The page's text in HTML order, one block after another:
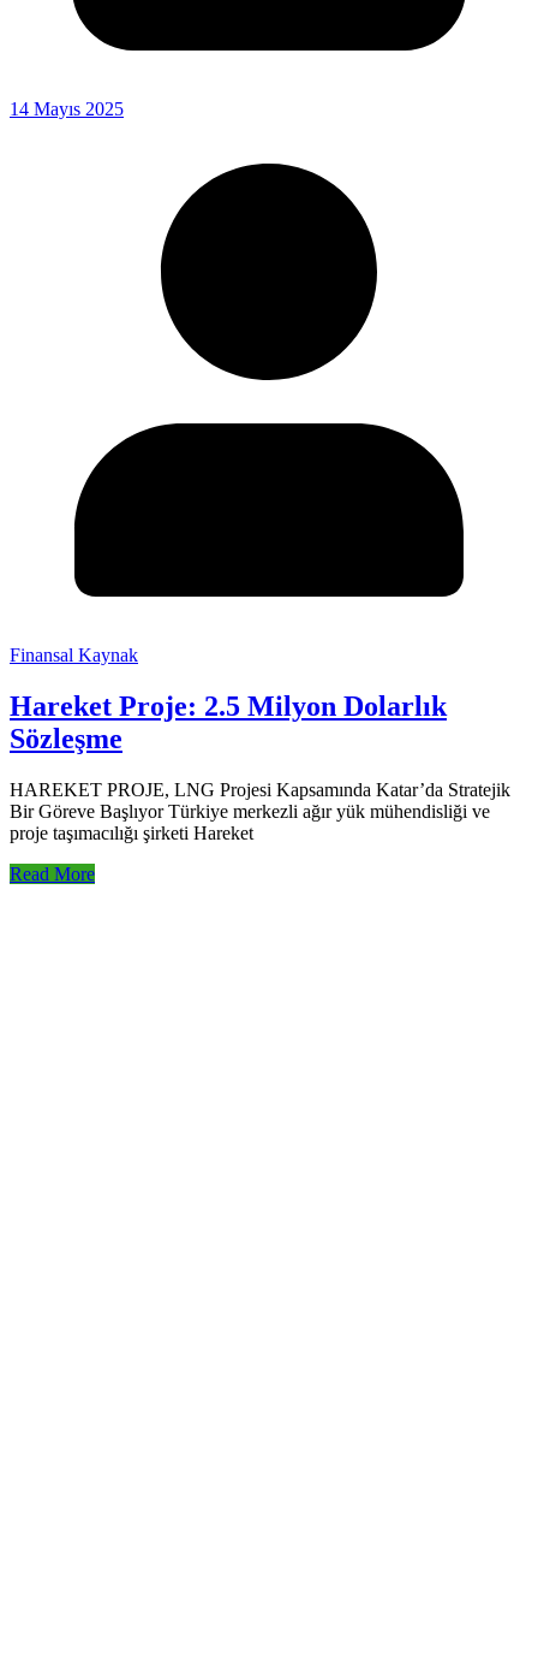
14 Mayıs 2025
Finansal Kaynak
Hareket Proje: 2.5 Milyon Dolarlık
Sözleşme
HAREKET PROJE, LNG Projesi Kapsamında Katar’da Stratejik
Bir Göreve Başlıyor Türkiye merkezli ağır yük mühendisliği ve
proje taşımacılığı şirketi Hareket
Read More